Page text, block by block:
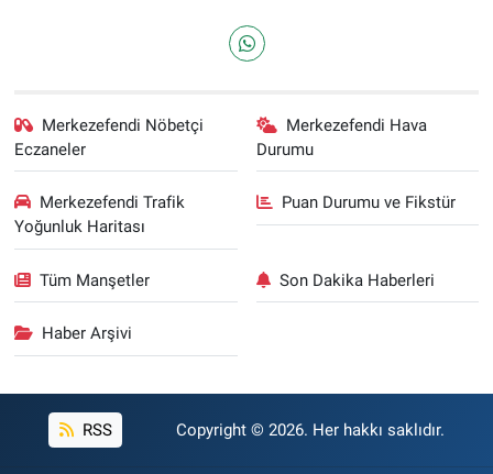
Merkezefendi Nöbetçi
Eczaneler
Merkezefendi Hava
Durumu
Merkezefendi Trafik
Yoğunluk Haritası
Puan Durumu ve Fikstür
Tüm Manşetler Son Dakika Haberleri
Haber Arşivi
RSS Copyright © 2026. Her hakkı saklıdır.